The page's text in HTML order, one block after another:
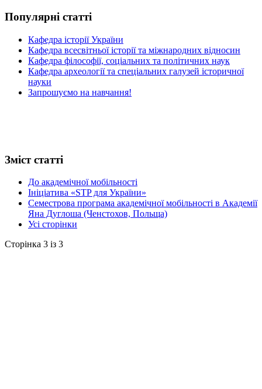
Популярні статті
Кафедра історії України
Кафедра всесвітньої історії та міжнародних відносин
Кафедра філософії, соціальних та політичних наук
Кафедра археології та спеціальних галузей історичної
науки
Запрошуємо на навчання!
Зміст статті
До академічної мобільності
Ініціатива «STP для України»
Семестрова програма академічної мобільності в Академії
Яна Дуглоша (Ченстохов, Польща)
Усі сторінки
Сторінка 3 із 3